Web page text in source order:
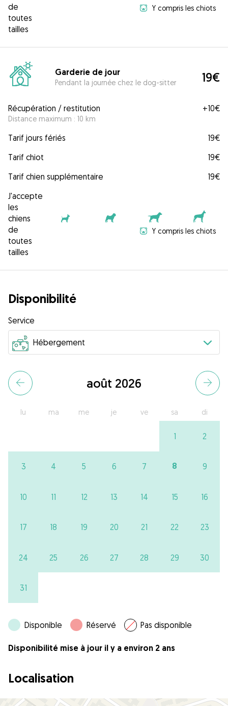
de
toutes
tailles
Y compris les chiots
Garderie de jour
Pendant la journée chez le dog-sitter 19€
Récupération / restitution
Distance maximum : 10 km
+10€
Tarif jours fériés
19€
Tarif chiot
19€
Tarif chien supplémentaire
19€
J'accepte
les
chiens
de
toutes
tailles
Y compris les chiots
Disponibilité
Service
août 2026
lu ma me je ve sa di
1 2
3 4 5 6 7 8 9
10 11 12 13 14 15 16
17 18 19 20 21 22 23
24 25 26 27 28 29 30
31
Disponible Réservé Pas disponible
Disponibilité mise à jour il y a environ 2 ans
Localisation